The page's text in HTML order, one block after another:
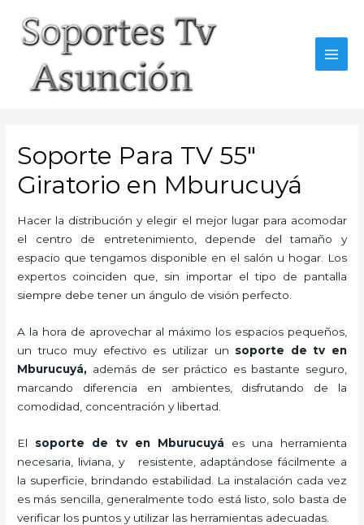
content
Soporte Para TV 55″
Giratorio en Mburucuyá
Hacer la distribución y elegir el mejor lugar para acomodar
el centro de entretenimiento, depende del tamaño y
espacio que tengamos disponible en el salón u hogar. Los
expertos coinciden que, sin importar el tipo de pantalla
siempre debe tener un ángulo de visión perfecto.
A la hora de aprovechar al máximo los espacios pequeños,
un truco muy efectivo es utilizar un soporte de tv en
Mburucuyá, además de ser práctico es bastante seguro,
marcando diferencia en ambientes, disfrutando de la
comodidad, concentración y libertad.
El soporte de tv en Mburucuyá es una herramienta
necesaria, liviana, y resistente, adaptándose fácilmente a
la superficie, brindando estabilidad. La instalación cada vez
es más sencilla, generalmente todo está listo, solo basta de
verificar los puntos y utilizar las herramientas adecuadas.